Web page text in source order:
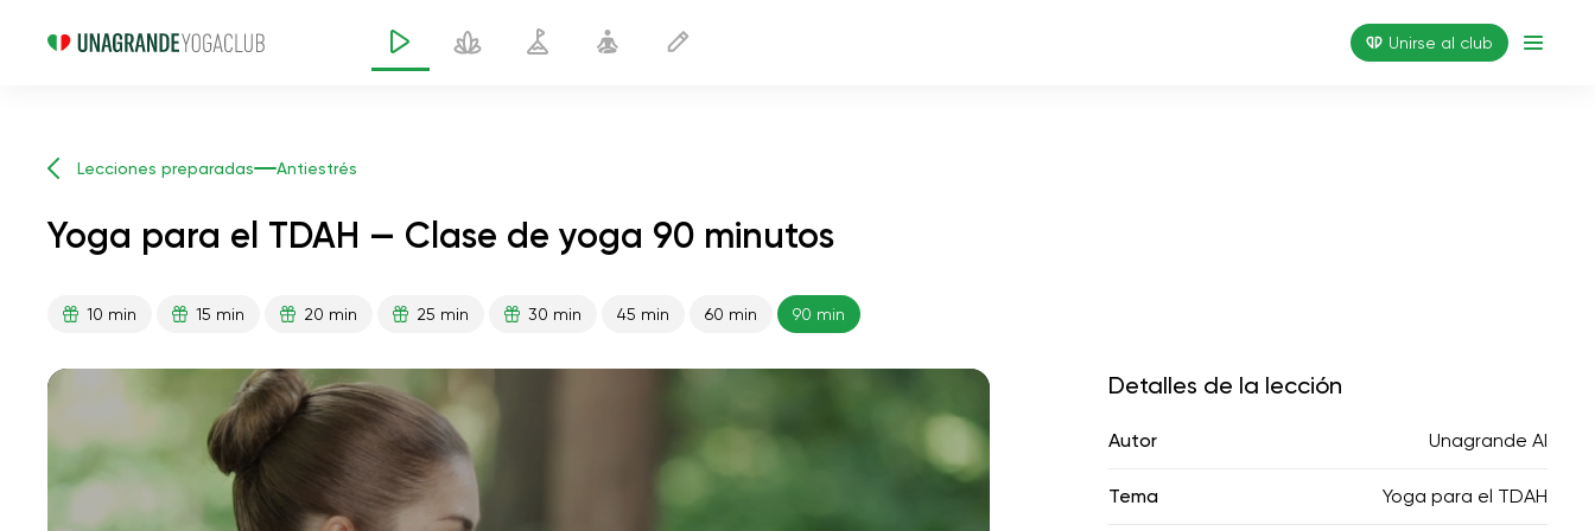
Unirse al club
Lecciones preparadas Antiestrés
Yoga para el TDAH — Clase de yoga 90 minutos
10 min 15 min 20 min 25 min 30 min 45 min 60 min 90 min
Detalles de la lección
Autor Unagrande AI
Tema Yoga para el TDAH